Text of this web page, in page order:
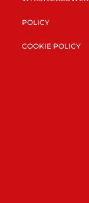
POLICY
COOKIE POLICY